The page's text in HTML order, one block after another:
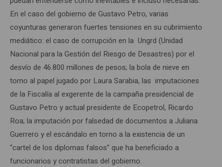
En el caso del gobierno de Gustavo Petro, varias
coyunturas generaron fuertes tensiones en su cubrimiento
mediático: el caso de corrupción en la Ungrd (Unidad
Nacional para la Gestión del Riesgo de Desastres) por el
desvío de 46.800 millones de pesos; la bola de nieve en
torno al papel jugado por Laura Sarabia, las imputaciones
de la Fiscalía al exgerente de la campaña presidencial de
Gustavo Petro y actual presidente de Ecopetrol, Ricardo
Roa; la imputación por falsedad de documentos a Juliana
Guerrero y el escándalo en torno a la existencia de un
“cartel de los diplomas falsos” que ha beneficiado a
funcionarios y contratistas del gobierno.